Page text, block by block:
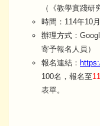
（《教學實踐研
時間：114年10
辦理方式：
寄予報名人員）
報名連結：
100名，報名至
表單。